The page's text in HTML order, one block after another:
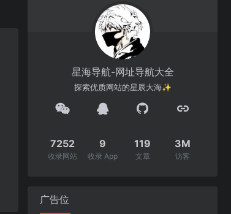
星海导航-网址导航大全
探索优质网站的星辰大海✨
7252
收录网站
9
收录 App
119
文章
3M
访客
广告位